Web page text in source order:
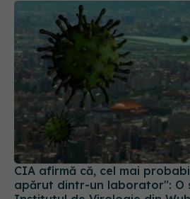
CIA afirmă că, cel mai
apărut dintr-un laborator": O
Institutul de Virologie din
26 ian 2025, 16:30